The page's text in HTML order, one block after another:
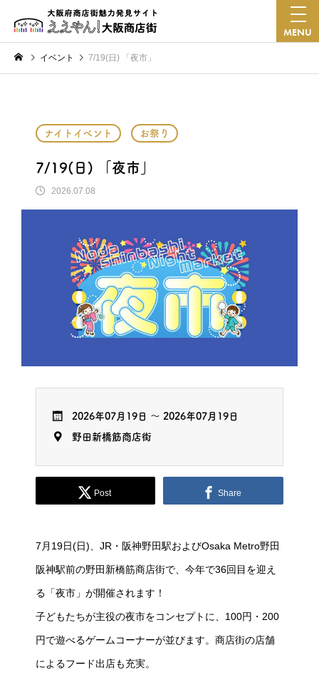
MENU
イベント 7/19(日) 「夜市」
ナイトイベント お祭り
7/19(日) 「夜市」
2026.07.08
2026年07月19日 ～ 2026年07月19日
野田新橋筋商店街
Post Share
7月19日(日)、JR・阪神野田駅およびOsaka Metro野田
阪神駅前の野田新橋筋商店街で、今年で36回目を迎え
る「夜市」が開催されます！
子どもたちが主役の夜市をコンセプトに、100円・200
円で遊べるゲームコーナーが並びます。商店街の店舗
によるフード出店も充実。